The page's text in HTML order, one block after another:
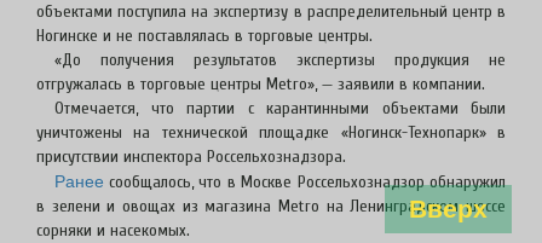
Вверх
объектами поступила на экспертизу в распределительный центр в
Ногинске и не поставлялась в торговые центры.
«До получения результатов экспертизы продукция не
отгружалась в торговые центры Metro», — заявили в компании.
Отмечается, что партии с карантинными объектами были
уничтожены на технической площадке «Ногинск-Технопарк» в
присутствии инспектора Россельхознадзора.
Ранее сообщалось, что в Москве Россельхознадзор обнаружил
в зелени и овощах из магазина Metro на Ленинградском шоссе
сорняки и насекомых.